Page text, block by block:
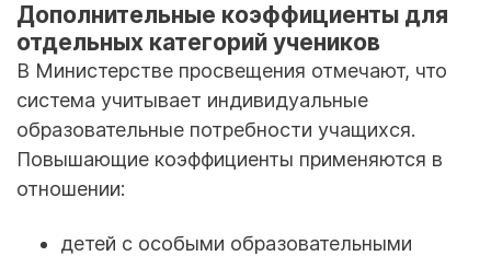
Дополнительные коэффициенты для
отдельных категорий учеников
В Министерстве просвещения отмечают, что
система учитывает индивидуальные
образовательные потребности учащихся.
Повышающие коэффициенты применяются в
отношении:
детей с особыми образовательными